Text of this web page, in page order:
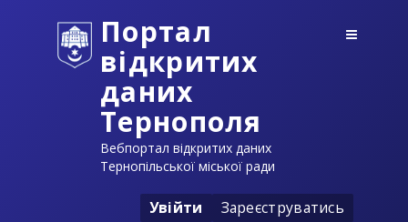
Портал
відкритих
даних
Тернополя
Вебпортал відкритих даних
Тернопільської міської ради
Увійти Зареєструватись